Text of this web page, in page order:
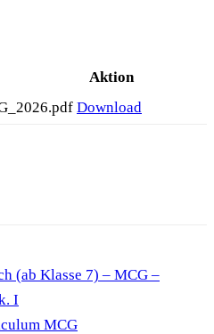
Aktion
Download
(ab Klasse 7) – MCG –
I
MCG